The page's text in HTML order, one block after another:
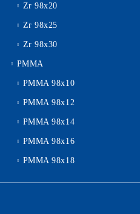
Zr 98x20
Zr 98x25
Zr 98x30
PMMA
PMMA 98x10
PMMA 98x12
PMMA 98x14
PMMA 98x16
PMMA 98x18